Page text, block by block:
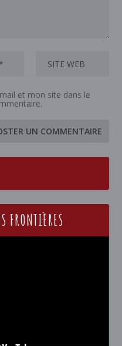
et mon site dans le
FRONTIÈRES